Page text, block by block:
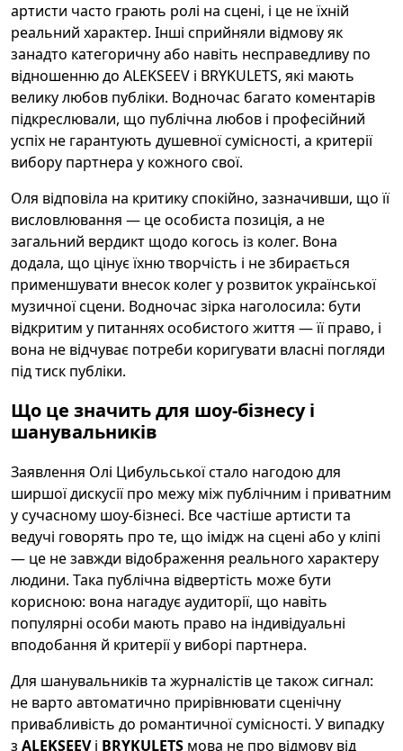
артисти часто грають ролі на сцені, і це не їхній
реальний характер. Інші сприйняли відмову як
занадто категоричну або навіть несправедливу по
відношенню до ALEKSEEV і BRYKULETS, які мають
велику любов публіки. Водночас багато коментарів
підкреслювали, що публічна любов і професійний
успіх не гарантують душевної сумісності, а критерії
вибору партнера у кожного свої.
Оля відповіла на критику спокійно, зазначивши, що її
висловлювання — це особиста позиція, а не
загальний вердикт щодо когось із колег. Вона
додала, що цінує їхню творчість і не збирається
применшувати внесок колег у розвиток української
музичної сцени. Водночас зірка наголосила: бути
відкритим у питаннях особистого життя — її право, і
вона не відчуває потреби коригувати власні погляди
під тиск публіки.
Що це значить для шоу-бізнесу і
шанувальників
Заявлення Олі Цибульської стало нагодою для
ширшої дискусії про межу між публічним і приватним
у сучасному шоу-бізнесі. Все частіше артисти та
ведучі говорять про те, що імідж на сцені або у кліпі
— це не завжди відображення реального характеру
людини. Така публічна відвертість може бути
корисною: вона нагадує аудиторії, що навіть
популярні особи мають право на індивідуальні
вподобання й критерії у виборі партнера.
Для шанувальників та журналістів це також сигнал:
не варто автоматично прирівнювати сценічну
привабливість до романтичної сумісності. У випадку
з ALEKSEEVі BRYKULETS мова не про відмову від